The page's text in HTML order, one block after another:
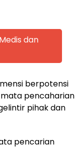
dan
berpotensi
pencaharian
pihak dan
pencarian